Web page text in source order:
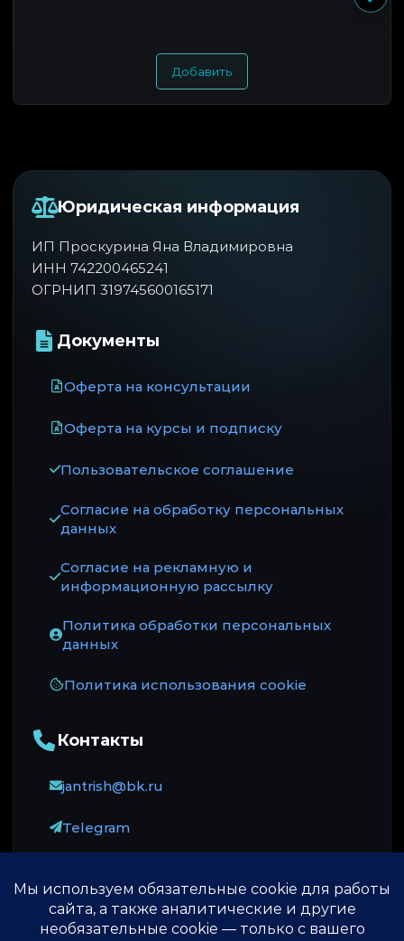
Добавить
Юридическая информация
ИП Проскурина Яна Владимировна
ИНН 742200465241
ОГРНИП 319745600165171
Документы
Оферта на консультации
Оферта на курсы и подписку
Пользовательское соглашение
Согласие на обработку персональных
данных
Согласие на рекламную и
информационную рассылку
Политика обработки персональных
данных
Политика использования cookie
Контакты
jantrish@bk.ru
Telegram
Оплата принимается через ЮKassa: карты